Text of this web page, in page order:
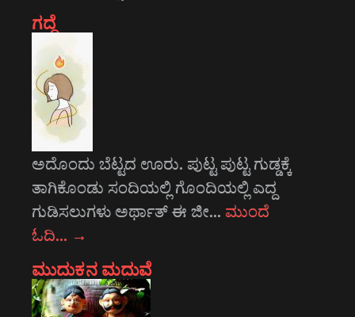
ಗದ್ದೆ
ಅದೊಂದು ಬೆಟ್ಟದ ಊರು. ಪುಟ್ಟ ಪುಟ್ಟ ಗುಡ್ಡಕ್ಕೆ
ತಾಗಿಕೊಂಡು ಸಂದಿಯಲ್ಲಿ ಗೊಂದಿಯಲ್ಲಿ ಎದ್ದ
ಗುಡಿಸಲುಗಳು ಅರ್ಥಾತ್ ಈ ಜೀ… ಮುಂದೆ
ಓದಿ… →
ಮುದುಕನ ಮದುವೆ